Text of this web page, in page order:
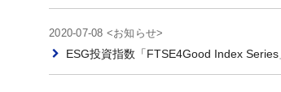
2020-07-08 <お知らせ>
ESG投資指数「FTSE4Good Index